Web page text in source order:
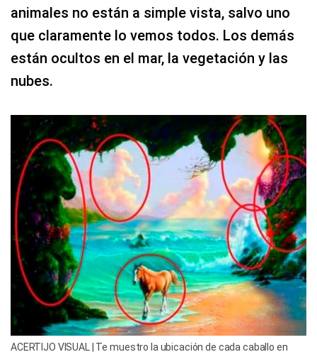
animales no están a simple vista, salvo uno
que claramente lo vemos todos. Los demás
están ocultos en el mar, la vegetación y las
nubes.
ACERTIJO VISUAL | Te muestro la ubicación de cada caballo en